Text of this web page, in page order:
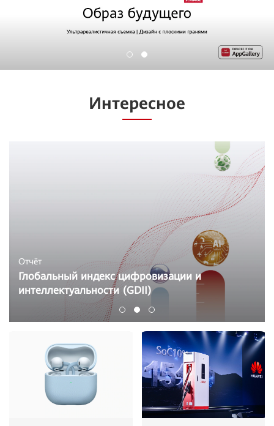
Интересное
Отчёт
Глобальный индекс цифровизации и
интеллектуальности (GDII)